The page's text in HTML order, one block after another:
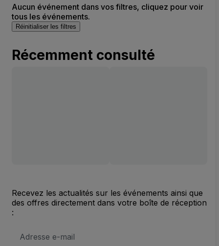
Aucun événement dans vos filtres, cliquez pour voir
tous les événements.
Réinitialiser les filtres
Récemment consulté
Recevez les actualités sur les événements ainsi que
des offres directement dans votre boîte de réception
:
e-